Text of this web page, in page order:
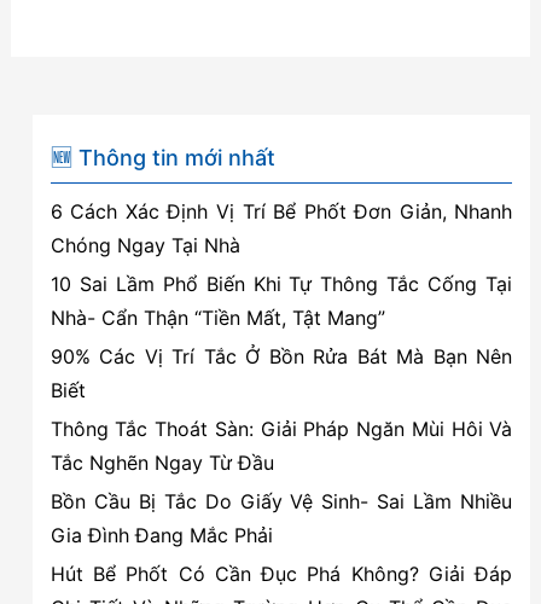
hiệu
quả
cho
hệ
thống
thoát
nước
🆕 Thông tin mới nhất
6 Cách Xác Định Vị Trí Bể Phốt Đơn Giản, Nhanh
Chóng Ngay Tại Nhà
10 Sai Lầm Phổ Biến Khi Tự Thông Tắc Cống Tại
Nhà- Cẩn Thận “Tiền Mất, Tật Mang”
90% Các Vị Trí Tắc Ở Bồn Rửa Bát Mà Bạn Nên
Biết
Thông Tắc Thoát Sàn: Giải Pháp Ngăn Mùi Hôi Và
Tắc Nghẽn Ngay Từ Đầu
Bồn Cầu Bị Tắc Do Giấy Vệ Sinh- Sai Lầm Nhiều
Gia Đình Đang Mắc Phải
Hút Bể Phốt Có Cần Đục Phá Không? Giải Đáp